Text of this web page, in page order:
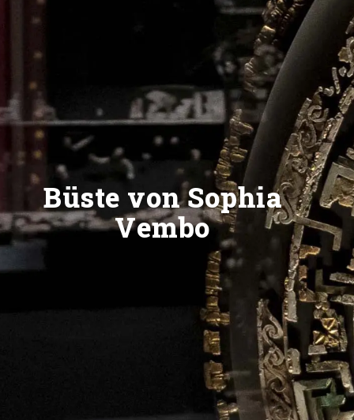
Büste von Sophia
Vembo